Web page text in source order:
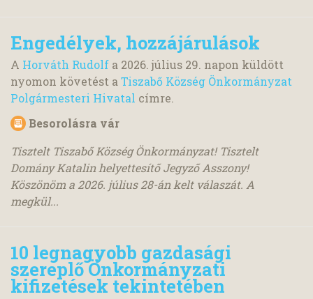
Engedélyek, hozzájárulások
A Horváth Rudolf a 2026. július 29. napon küldött
nyomon követést aTiszabő Község Önkormányzat
Polgármesteri Hivatal címre.
Besorolásra vár
Tisztelt Tiszabő Község Önkormányzat! Tisztelt
Domány Katalin helyettesítő Jegyző Asszony!
Köszönöm a 2026. július 28-án kelt válaszát. A
megkül...
10 legnagyobb gazdasági
szereplő Önkormányzati
kifizetések tekintetében